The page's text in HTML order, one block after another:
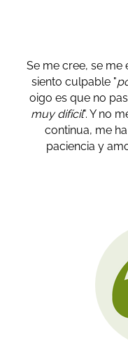
Se me cree, se
siento culpable "
oigo es que no
muy difícil". Y no
continua, me
paciencia y